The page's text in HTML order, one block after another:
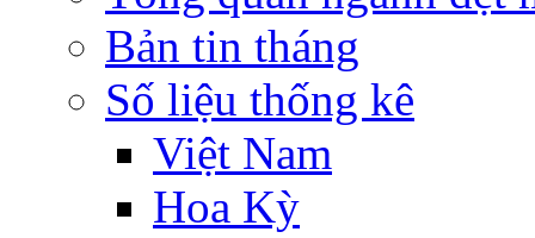
Bản tin tháng
Số liệu thống kê
Việt Nam
Hoa Kỳ